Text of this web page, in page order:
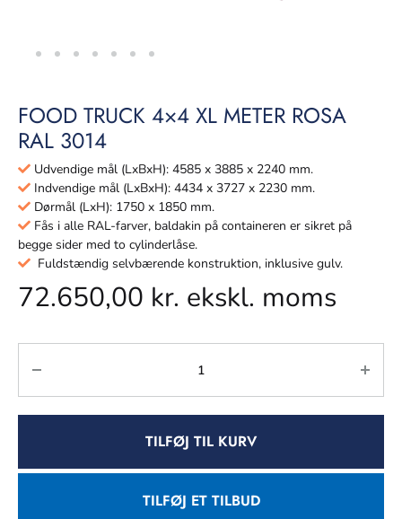
FOOD TRUCK 4×4 XL METER ROSA
RAL 3014
Udvendige mål (LxBxH): 4585 x 3885 x 2240 mm.
Indvendige mål (LxBxH): 4434 x 3727 x 2230 mm.
Dørmål (LxH): 1750 x 1850 mm.
Fås i alle RAL-farver, baldakin på containeren er sikret på
begge sider med to cylinderlåse.
Fuldstændig selvbærende konstruktion, inklusive gulv.
72.650,00 kr. ekskl. moms
TILFØJ TIL KURV
TILFØJ ET TILBUD